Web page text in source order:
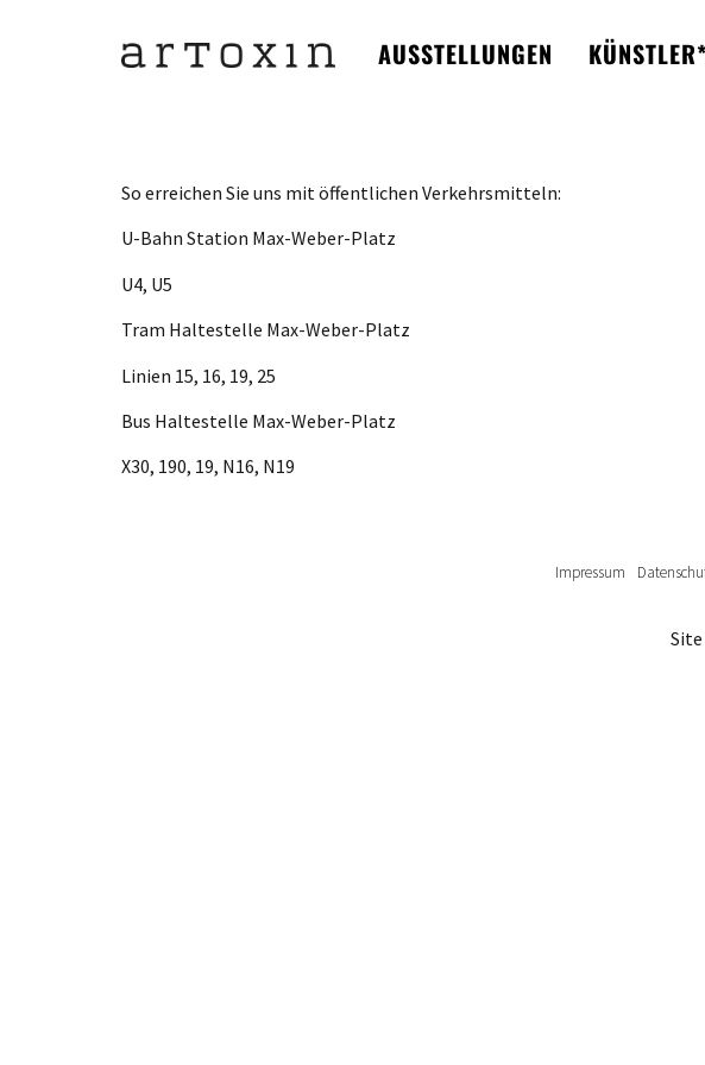
AUSSTELLUNGEN
So erreichen Sie uns mit öffentlichen Verkehrsmitteln:
U-Bahn Station Max-Weber-Platz
U4, U5
Tram Haltestelle Max-Weber-Platz
Linien 15, 16, 19, 25
Bus Haltestelle Max-Weber-Platz
X30, 190, 19, N16, N19
Impressum